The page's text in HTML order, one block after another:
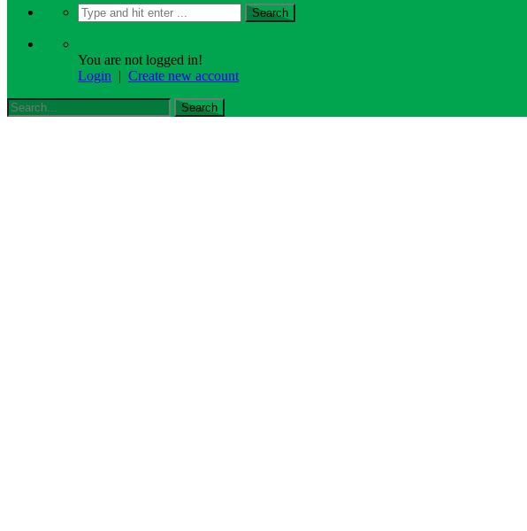
You are not logged in!
Login | Create new account